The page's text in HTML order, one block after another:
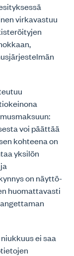
virkavastuu
voi päättää
kohteena on
yksilön
on näyttö-
huomattavasti
ei saa